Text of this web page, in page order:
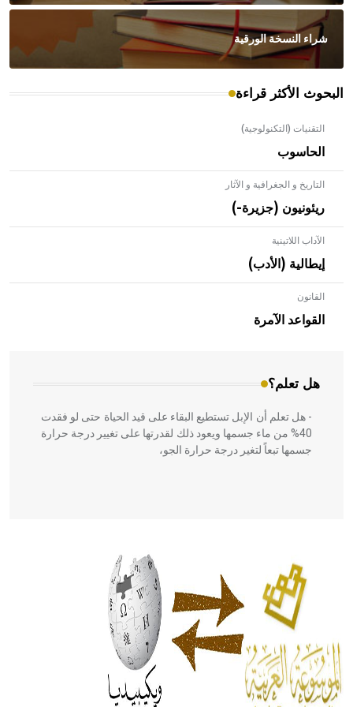
شراء النسخة الورقية
البحوث الأكثر قراءة
التقنيات (التكنولوجية)
الحاسوب
التاريخ و الجغرافية و الآثار
ريئونيون (جزيرة-)
الآداب اللاتينية
إيطالية (الأدب)
القانون
القواعد الآمرة
هل تعلم؟
- هل تعلم أن الأبلق نوع من الفنون الهندسية التي ارتبطت
بالعمارة الإسلامية في بلاد الشام ومصر خاصة، حيث يحرص
المعمار على بناء مداميكه وخاصة في الواجهات
- هل تعلم أن الإبل تستطيع البقاء على قيد الحياة حتى لو فقدت
40% من ماء جسمها ويعود ذلك لقدرتها على تغيير درجة حرارة
جسمها تبعاً لتغير درجة حرارة الجو،
الحكم، الأدلة، تنظيم التغذية، ورسالته في جروح الرأس. ويعود
له الفضل بأنه حرر الطب من الدين والفلسفة.
- هل تعلم أن المرجان إفراز حيواني يتكون في البحر ويتركب
من مادة كربونات الكلسيوم، وهو أحمر أو شديد الحمرة وهو
أجود أنواعه، ويمتاز بكبر الحجم ويسمى الش